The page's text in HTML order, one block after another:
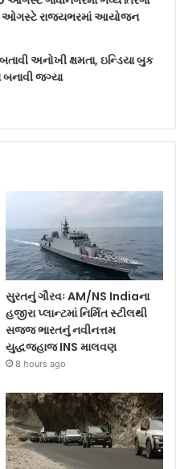
ઓગસ્ટે રાજ્યભરમાં આયોજન
અનોખી ક્ષમતા, ઇન્ડિયા બુક
જગ્યા
સુરતનું ગૌરવઃ AM/NS Indiaના
હજીરા પ્લાન્ટમાં નિર્મિત સ્ટીલથી
સજ્જ ભારતનું નવીનત્તમ
યુદ્ધજહાજ INS માલવણ
8 hours ago